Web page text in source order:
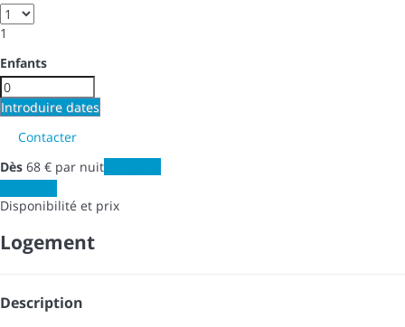
1
Enfants
Introduire dates
Contacter
Dès 68 € par nuit
Disponibilité et prix
Logement
Description